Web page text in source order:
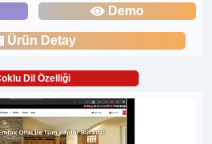
Demo
Ürün Detay
Dil Özelliği